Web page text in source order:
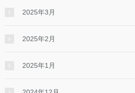
2025年3月
2025年2月
2025年1月